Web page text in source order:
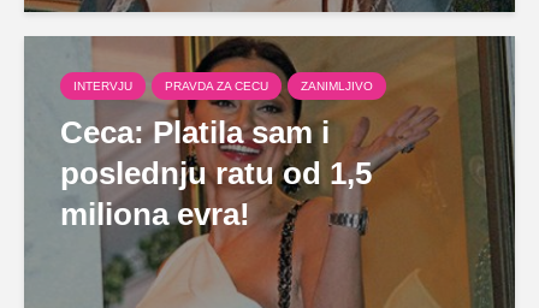
INTERVJU PRAVDA ZA CECU ZANIMLJIVO
Ceca: Platila sam i
poslednju ratu od 1,5
miliona evra!